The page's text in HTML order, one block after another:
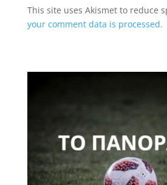
This site uses Akismet to reduce
your comment data is processed.